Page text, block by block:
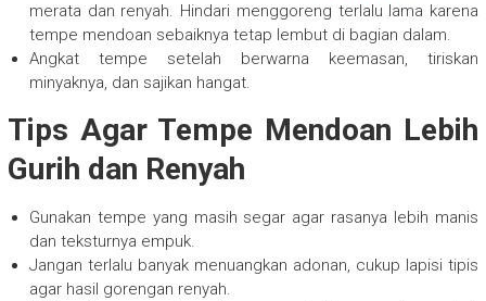
merata dan renyah. Hindari menggoreng terlalu lama karena
tempe mendoan sebaiknya tetap lembut di bagian dalam.
Angkat tempe setelah berwarna keemasan, tiriskan
minyaknya, dan sajikan hangat.
Tips Agar Tempe Mendoan Lebih
Gurih dan Renyah
Gunakan tempe yang masih segar agar rasanya lebih manis
dan teksturnya empuk.
Jangan terlalu banyak menuangkan adonan, cukup lapisi tipis
agar hasil gorengan renyah.